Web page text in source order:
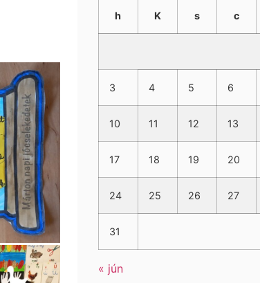
h K s c
3 4 5 6
10 11 12 13
17 18 19 20
24 25 26 27
31
« jún